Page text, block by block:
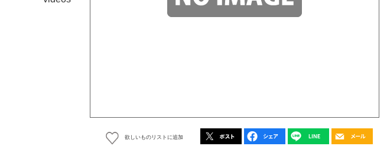
欲しいものリストに追加